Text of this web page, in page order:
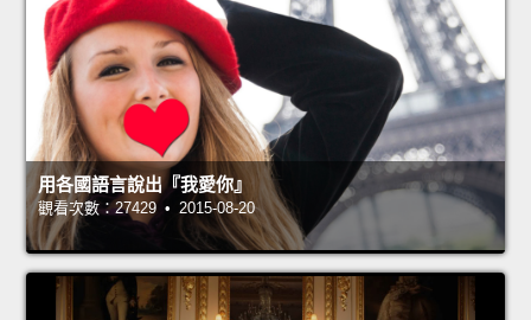
用各國語言說出『我愛你』
觀看次數：27429 • 2015-08-20